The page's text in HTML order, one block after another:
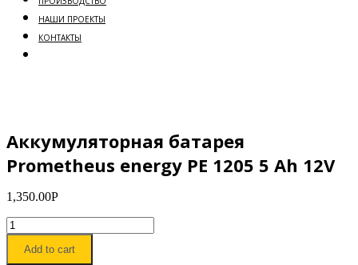
НАШИ ПРОЕКТЫ
КОНТАКТЫ
Аккумуляторная батарея
Prometheus energy PE 1205 5 Ah 12V
1,350.00Р
Аккумуляторная
батарея
Prometheus
Add to cart